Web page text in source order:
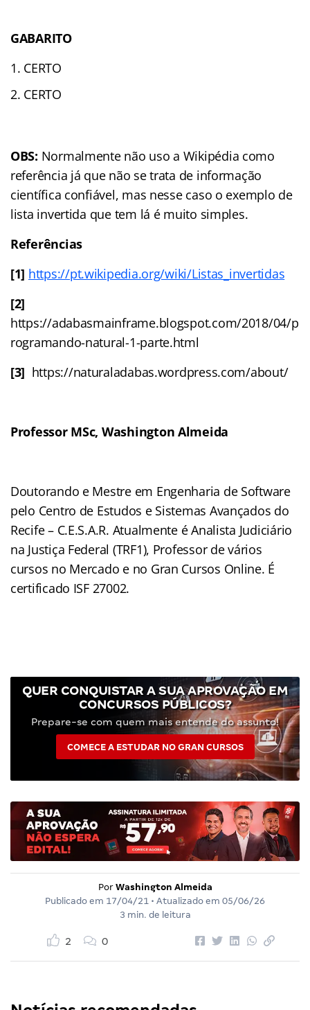
GABARITO
CERTO
CERTO
OBS: Normalmente não uso a Wikipédia como
referência já que não se trata de informação
científica confiável, mas nesse caso o exemplo de
lista invertida que tem lá é muito simples.
Referências
[1] https://pt.wikipedia.org/wiki/Listas_invertidas
[2]
https://adabasmainframe.blogspot.com/2018/04/p
rogramando-natural-1-parte.html
[3] https://naturaladabas.wordpress.com/about/
Professor MSc, Washington Almeida
Doutorando e Mestre em Engenharia de Software
pelo Centro de Estudos e Sistemas Avançados do
Recife – C.E.S.A.R. Atualmente é Analista Judiciário
na Justiça Federal (TRF1), Professor de vários
cursos no Mercado e no Gran Cursos Online. É
certificado ISF 27002.
QUER CONQUISTAR A SUA APROVAÇÃO EM
CONCURSOS PÚBLICOS?
Prepare-se com quem mais entende do assunto!
COMECE A ESTUDAR NO GRAN CURSOS
Por Washington Almeida
Publicado em 17/04/21 • Atualizado em 05/06/26
3 min. de leitura
2 0